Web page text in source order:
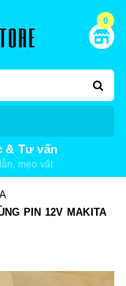
0
& Tư vấn
mẹo vặt
PIN 12V MAKITA